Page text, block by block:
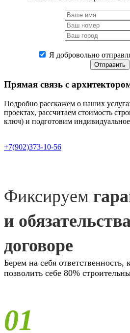
Я добровольно
Отправить
Прямая связь с
Подробно расскажем о наших
проектах, рассчитаем стоимость
ключ) и подготовим
+7(902)373-10-56
Фиксируем
и
договоре
Берем на себя ответственность,
позволить себе 80%
01